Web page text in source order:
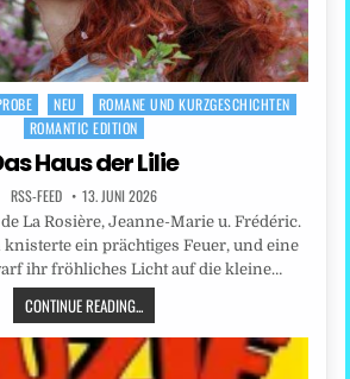
NEU
ROMANE UND KURZGESCHICHTEN
ROMANTIC EDITION
Haus der Lilie
RSS-FEED 13. JUNI 2026
La Rosière, Jeanne-Marie u. Frédéric.
ein prächtiges Feuer, und eine
ihr fröhliches Licht auf die kleine…
CONTINUE READING...